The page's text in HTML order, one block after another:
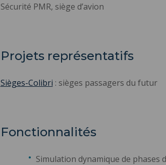
Sécurité PMR, siège d’avion
Projets représentatifs
Sièges-Colibri : sièges passagers du futur
Fonctionnalités
Simulation dynamique de phases